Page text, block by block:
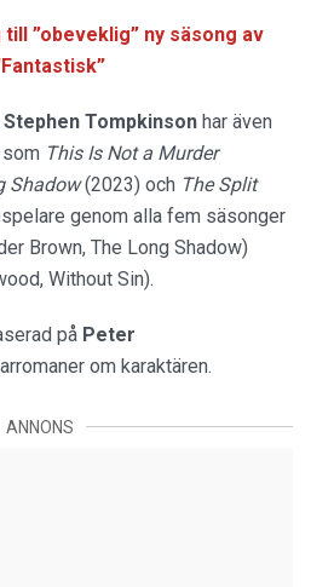
”obeveklig” ny säsong av
Tompkinson har även
This Is Not a Murder
Shadow(2023) och The Split
genom alla fem säsonger
Brown, The Long Shadow)
Without Sin).
på Peter
om karaktären.
ANNONS